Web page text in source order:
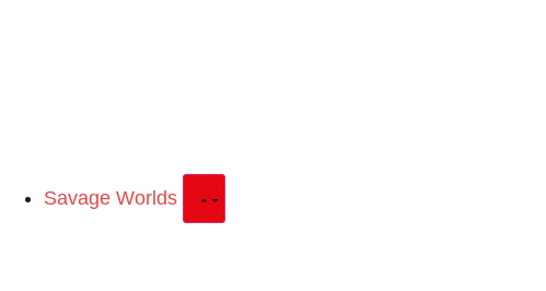
Savage Worlds